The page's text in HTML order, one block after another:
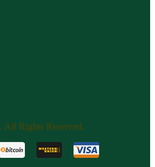
. All Rights Reserved.